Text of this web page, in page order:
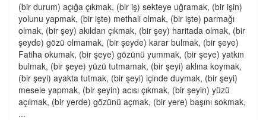
(bir durum) açığa çıkmak, (bir iş) sekteye uğramak, (bir işin)
yolunu yapmak, (bir işte) methali olmak, (bir işte) parmağı
olmak, (bir şey) akıldan çıkmak, (bir şey) haritada olmak, (bir
şeyde) gözü olmamak, (bir şeyde) karar bulmak, (bir şeye)
Fatiha okumak, (bir şeye) gözünü yummak, (bir şeye) yatkın
bulmak, (bir şeye) yüzü tutmamak, (bir şeyi) aklına koymak,
(bir şeyi) ayakta tutmak, (bir şeyi) içinde duymak, (bir şeyi)
mesele yapmak, (bir şeyin) acısı çıkmak, (bir şeyin) yüzü
açılmak, (bir yerde) gözünü açmak, (bir yere) başını sokmak,
...